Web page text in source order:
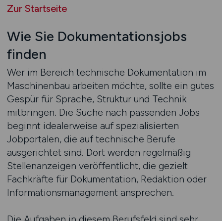
Zur Startseite
Wie Sie Dokumentationsjobs
finden
Wer im Bereich technische Dokumentation im
Maschinenbau arbeiten möchte, sollte ein gutes
Gespür für Sprache, Struktur und Technik
mitbringen. Die Suche nach passenden Jobs
beginnt idealerweise auf spezialisierten
Jobportalen, die auf technische Berufe
ausgerichtet sind. Dort werden regelmäßig
Stellenanzeigen veröffentlicht, die gezielt
Fachkräfte für Dokumentation, Redaktion oder
Informationsmanagement ansprechen.